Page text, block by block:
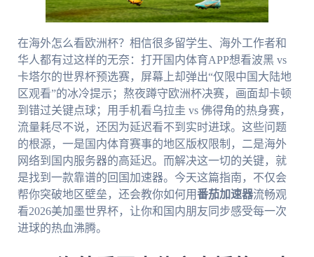
在海外怎么看欧洲杯？相信很多留学生、海外工作者和
华人都有过这样的无奈：打开国内体育APP想看波黑 vs
卡塔尔的世界杯预选赛，屏幕上却弹出“仅限中国大陆地
区观看”的冰冷提示；熬夜蹲守欧洲杯决赛，画面却卡顿
到错过关键点球；用手机看乌拉圭 vs 佛得角的热身赛，
流量耗尽不说，还因为延迟看不到实时进球。这些问题
的根源，一是国内体育赛事的地区版权限制，二是海外
网络到国内服务器的高延迟。而解决这一切的关键，就
是找到一款靠谱的回国加速器。今天这篇指南，不仅会
帮你突破地区壁垒，还会教你如何用番茄加速器流畅观
看2026美加墨世界杯，让你和国内朋友同步感受每一次
进球的热血沸腾。